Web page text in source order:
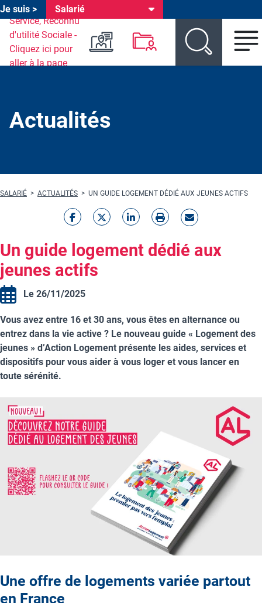
Header environnements
Je suis > Salarié
Actualités
Fil d'Ariane
SALARIÉ ACTUALITÉS UN GUIDE LOGEMENT DÉDIÉ AUX JEUNES ACTIFS
Un guide logement dédié aux
jeunes actifs
Le 26/11/2025
Vous avez entre 16 et 30 ans, vous êtes en alternance ou
entrez dans la vie active ? Le nouveau guide « Logement des
jeunes » d’Action Logement présente les aides, services et
dispositifs pour vous aider à vous loger et vous lancer en
toute sérénité.
Une offre de logements variée partout
en France